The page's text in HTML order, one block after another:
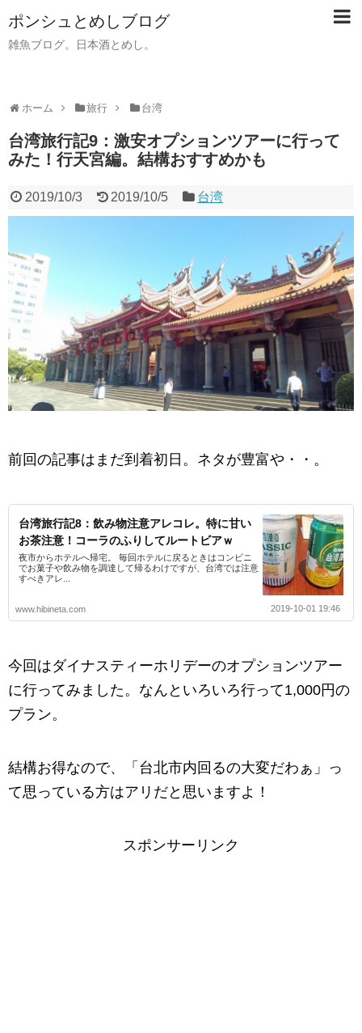
ポンシュとめしブログ
雑魚ブログ。日本酒とめし。
ホーム 旅行 台湾
台湾旅行記9：激安オプションツアーに行って
みた！行天宮編。結構おすすめかも
2019/10/3 2019/10/5 台湾
前回の記事はまだ到着初日。ネタが豊富や・・。
台湾旅行記8：飲み物注意アレコレ。特に甘い
お茶注意！コーラのふりしてルートビアｗ
夜市からホテルへ帰宅。 毎回ホテルに戻るときはコンビニ
でお菓子や飲み物を調達して帰るわけですが、台湾では注意
すべきアレ...
www.hibineta.com 2019-10-01 19:46
今回はダイナスティーホリデーのオプションツアー
に行ってみました。なんといろいろ行って1,000円の
プラン。
結構お得なので、「台北市内回るの大変だわぁ」っ
て思っている方はアリだと思いますよ！
スポンサーリンク